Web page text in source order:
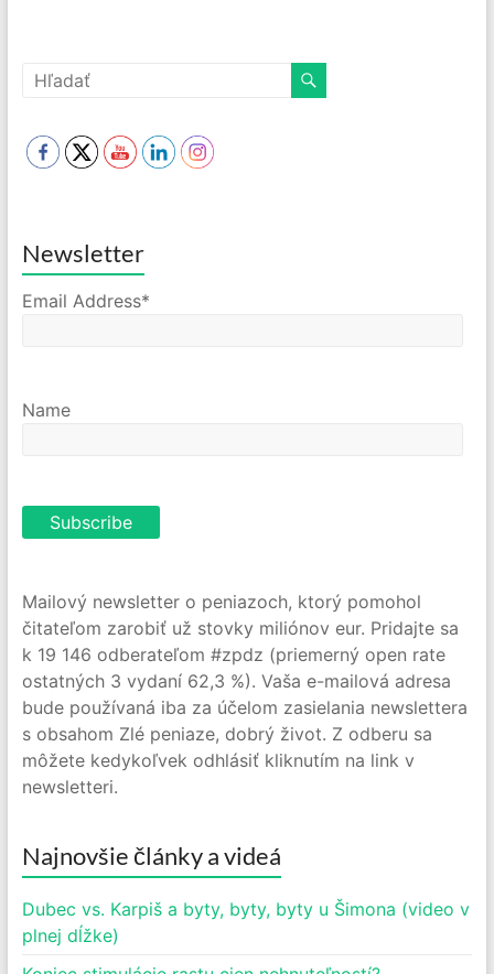
Newsletter
Email Address*
Name
Mailový newsletter o peniazoch, ktorý pomohol
čitateľom zarobiť už stovky miliónov eur. Pridajte sa
k 19 146 odberateľom #zpdz (priemerný open rate
ostatných 3 vydaní 62,3 %). Vaša e-mailová adresa
bude používaná iba za účelom zasielania newslettera
s obsahom Zlé peniaze, dobrý život. Z odberu sa
môžete kedykoľvek odhlásiť kliknutím na link v
newsletteri.
Najnovšie články a videá
Dubec vs. Karpiš a byty, byty, byty u Šimona (video v
plnej dĺžke)